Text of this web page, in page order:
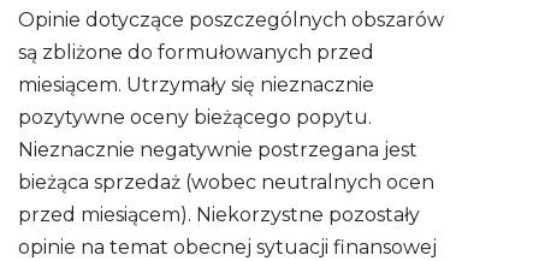
Opinie dotyczące poszczególnych obszarów
są zbliżone do formułowanych przed
miesiącem. Utrzymały się nieznacznie
pozytywne oceny bieżącego popytu.
Nieznacznie negatywnie postrzegana jest
bieżąca sprzedaż (wobec neutralnych ocen
przed miesiącem). Niekorzystne pozostały
opinie na temat obecnej sytuacji finansowej